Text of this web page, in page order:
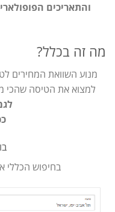
והתאריכים
מה זה בכלל?
למצוא את הטיסה שהכי
בחיפוש הכללי